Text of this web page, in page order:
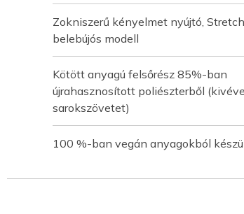
Zokniszerű kényelmet nyújtó,
belebújós modell
Kötött anyagú felsőrész 85%-ban
újrahasznosított poliészterből
sarokszövetet)
100 %-ban vegán anyagokból